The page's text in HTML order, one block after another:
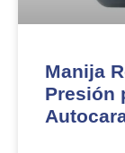
Manija
Presión